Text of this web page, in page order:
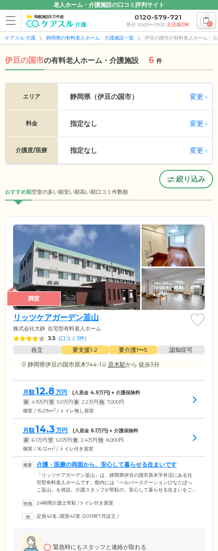
老人ホーム・介護施設の口コミ評判サイト
掲載施設5万件超 0120-579-721
受付 10:00〜19:00土日祝OK 0
ケアスル 介護 静岡県の有料老人ホーム・介護施設一覧 伊豆の国市の有料老人ホーム・
伊豆の国市の有料老人ホーム・介護施設 6 件
エリア 静岡県（伊豆の国市） 変更
料金 指定なし 変更
介護度/医療 指定なし 変更
絞り込み
おすすめ順空室の多い順安い順高い順口コミ件数順
満室
リッツケアガーデン韮山
株式会社大静 住宅型有料老人ホーム
3.5 (口コミ3件)
自立 要支援1•2 要介護1〜5
認知症可
静岡県伊豆の国市原木744-1
原木駅から 徒歩3分
月額12.8 万円 (入居金 4.9万円) + 介護保険料
家 4.9万円 管 5.0万円 食 2.2万円 他 7,000円
個室 / 15.29m2 / トイレ無し居室
月額14.3 万円 (入居金 6.1万円) + 介護保険料
家 6.1万円 管 5.0万円 食 2.4万円 他 8,000円
個室 / 16.12m2 / トイレ付き居室
介護・医療の両面から、安心して暮らせる住まいです
「リッツケアガーデン韮山」は、静岡県伊豆の国市原木字井沼にある住
宅型有料老人ホームです。館内には「ヘルパーステーションひなたぼっ
こ韮山」を併設。介護スタッフが常駐の、安心して暮らせる住まいをご
り、トイレ介助や着替えの補助、お食事の支援といった身体介護を受け
様お一人おひとりに最適な介護サービスをご提供いたします。協力医療
24時間介護士常駐 /トイレ付き居室
定員42名 /居室42室 /2013年7月設立 /
緊急時にもスタッフと連絡が取れる